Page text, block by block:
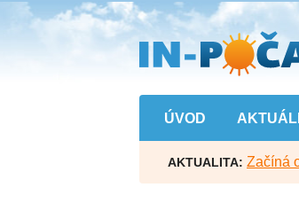
Přejít
na
hlavní
obsah
ÚVOD
AKTUALITA: Začíná